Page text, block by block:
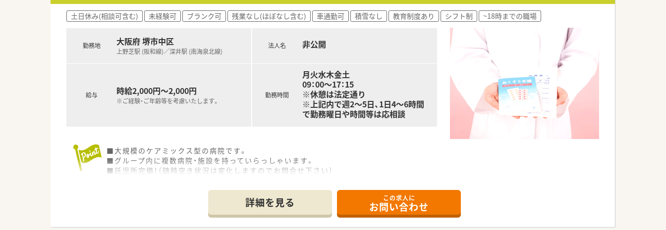
土日休み(相談可含む) 未経験可 ブランク可 残業なし(ほぼなし含む) 車通勤可 積雪なし 教育制度あり シフト制 ~18時までの職場
勤務地 大阪府 堺市中区
上野芝駅 (阪和線)／深井駅 (南海泉北線)
給与 時給2,000円～2,000円
※ご経験・ご年齢等を考慮いたします。
法人名 非公開
勤務時間
月火水木金土
09：00～17：15
※休憩は法定通り
※上記内で週2～5日、1日4～6時間
で勤務曜日や時間等は応相談
■大規模のケアミックス型の病院です。
■グループ内に複数病院・施設を持っていらっしゃいます。
■託児所完備！（随時空き状況は変化しますのでお問合せ下さい）
詳細を見る この求人に
お問い合わせ